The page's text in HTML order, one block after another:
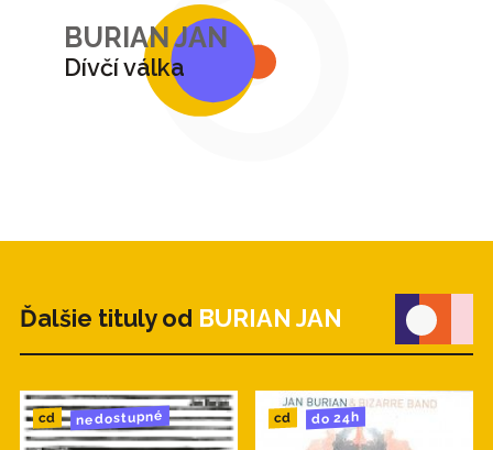
BURIAN JAN
Dívčí válka
Ďalšie tituly od BURIAN JAN
cd nedostupné cd do 24h